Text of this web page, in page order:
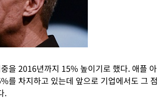
을 2016년까지 15% 높이기로 했다. 애플 아
를 차지하고 있는데 앞으로 기업에서도 그 점
.